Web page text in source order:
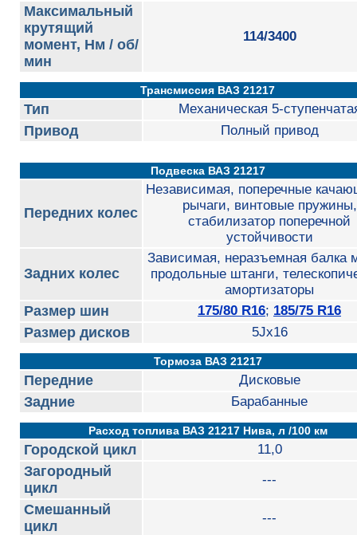
Максимальный
крутящий
момент, Нм / об/
мин
114/3400
Трансмиссия ВАЗ 21217
Тип Механическая 5-
Привод Полный привод
Подвеска ВАЗ 21217
Передних колес
Независимая, поперечные
рычаги, винтовые пружины,
стабилизатор поперечной
устойчивости
Задних колес
Зависимая, неразъемная балка
продольные штанги,
амортизаторы
Размер шин 175/80 R16; 185/75 R16
Размер дисков 5Jx16
Тормоза ВАЗ 21217
Передние Дисковые
Задние Барабанные
Расход топлива ВАЗ 21217 Нива, л /100 км
Городской цикл 11,0
Загородный
цикл
---
Смешанный
цикл
---